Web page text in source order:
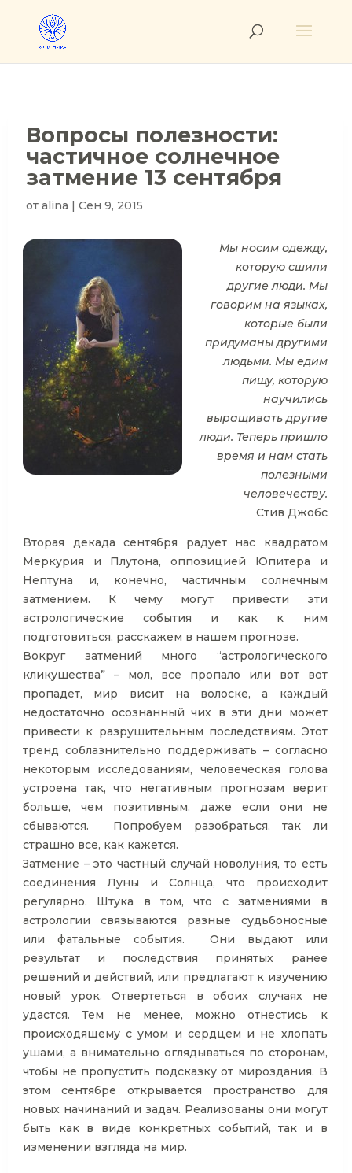
Вопросы полезности:
частичное солнечное
затмение 13 сентября
от alina | Сен 9, 2015
Мы носим одежду,
которую сшили
другие люди. Мы
говорим на языках,
которые были
придуманы другими
людьми. Мы едим
пищу, которую
научились
выращивать другие
люди. Теперь пришло
время и нам стать
полезными
человечеству.
Стив Джобс
Вторая декада сентября радует нас квадратом
Меркурия и Плутона, оппозицией Юпитера и
Нептуна и, конечно, частичным солнечным
затмением. К чему могут привести эти
астрологические события и как к ним
подготовиться, расскажем в нашем прогнозе.
Вокруг затмений много “астрологического
кликушества” – мол, все пропало или вот вот
пропадет, мир висит на волоске, а каждый
недостаточно осознанный чих в эти дни может
привести к разрушительным последствиям. Этот
тренд соблазнительно поддерживать – согласно
некоторым исследованиям, человеческая голова
устроена так, что негативным прогнозам верит
больше, чем позитивным, даже если они не
сбываются. Попробуем разобраться, так ли
страшно все, как кажется.
Затмение – это частный случай новолуния, то есть
соединения Луны и Солнца, что происходит
регулярно. Штука в том, что с затмениями в
астрологии связываются разные судьбоносные
или фатальные события. Они выдают или
результат и последствия принятых ранее
решений и действий, или предлагают к изучению
новый урок. Отвертеться в обоих случаях не
удастся. Тем не менее, можно отнестись к
происходящему с умом и сердцем и не хлопать
ушами, а внимательно оглядываться по сторонам,
чтобы не пропустить подсказку от мироздания. В
этом сентябре открывается пространство для
новых начинаний и задач. Реализованы они могут
быть как в виде конкретных событий, так и в
изменении взгляда на мир.